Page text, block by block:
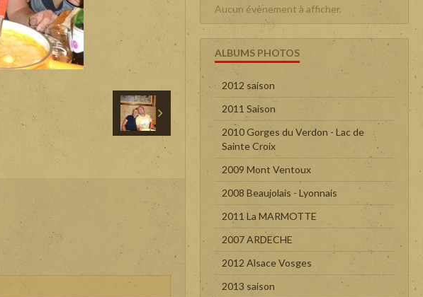
Aucun évènement à afficher.
ALBUMS PHOTOS
2012 saison
2011 Saison
2010 Gorges du Verdon - Lac de
Sainte Croix
2009 Mont Ventoux
2008 Beaujolais - Lyonnais
2011 La MARMOTTE
2007 ARDECHE
2012 Alsace Vosges
2013 saison